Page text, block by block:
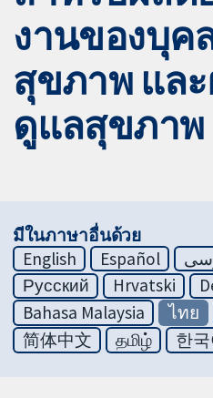
งานของบุค
สุขภาพ แล
ดูแลสุขภาพ
มีในภาษาอื่นด้วย
English
Español
Русский
Hrvatski
Bahasa Malaysia
ไทย
简体中文
தமிழ் 한국